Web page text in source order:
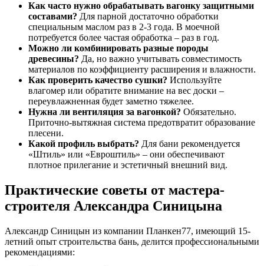
Как часто нужно обрабатывать вагонку защитными
составами? Для парной достаточно обработки
специальным маслом раз в 2-3 года. В моечной
потребуется более частая обработка – раз в год.
Можно ли комбинировать разные породы
древесины? Да, но важно учитывать совместимость
материалов по коэффициенту расширения и влажности.
Как проверить качество сушки? Используйте
влагомер или обратите внимание на вес доски –
переувлажненная будет заметно тяжелее.
Нужна ли вентиляция за вагонкой? Обязательно.
Приточно-вытяжная система предотвратит образование
плесени.
Какой профиль выбрать? Для бани рекомендуется
«Штиль» или «Евроштиль» – они обеспечивают
плотное прилегание и эстетичный внешний вид.
Практические советы от мастера-
строителя Александра Синицына
Александр Синицын из компании Планкен77, имеющий 15-
летний опыт строительства бань, делится профессиональными
рекомендациями: